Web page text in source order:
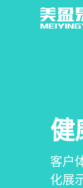
智
一站
销全
会
会员
升复
预
在线
一目
健
客户
化展